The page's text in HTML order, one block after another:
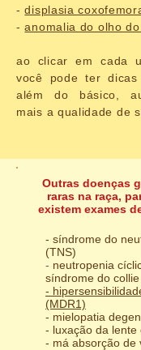
-displasia
-anomalia do olho
ao clicar em cada
você pode ter
além do básico,
mais a qualidade de
Outras doenças
raras na raça,
existem exames
- síndrome do
(TNS)
- neutropenia
síndrome do
-
(MDR1)
- mielopatia
- luxação da lente
- má absorção de